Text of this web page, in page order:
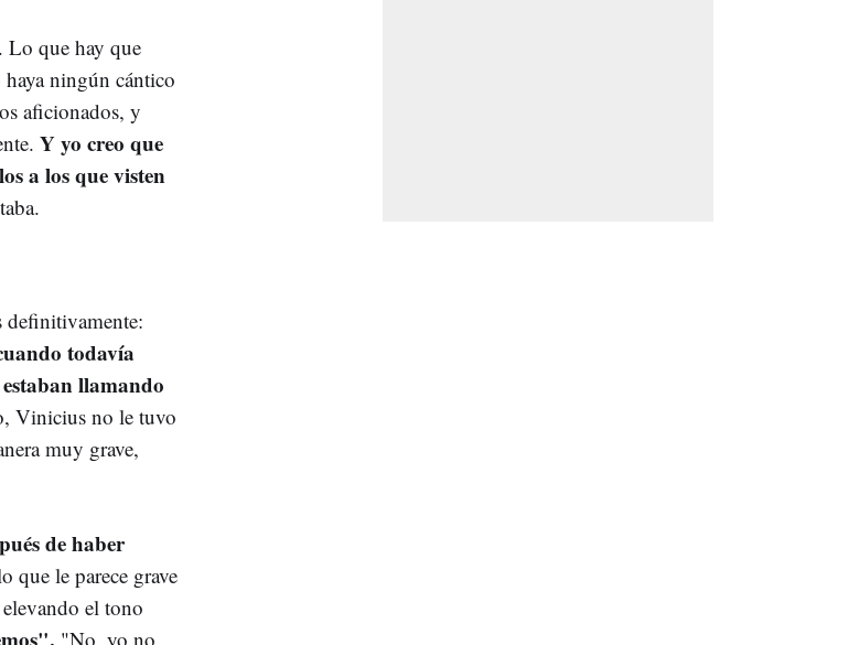
Lo que hay que
ningún cántico
aficionados, y
Y yo creo que
a los que visten
definitivamente:
todavía
llamando
Vinicius no le tuvo
muy grave,
de haber
que le parece grave
el tono
"No, yo no